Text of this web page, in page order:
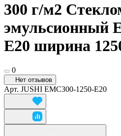
300 г/м2
эмульсионный
E20 ширина
0
Нет отзывов
Арт. JUSHI EMC300-1250-E20